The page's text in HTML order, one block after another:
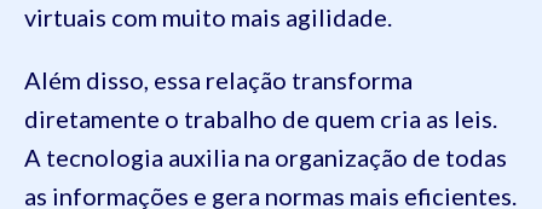
virtuais com muito mais agilidade.
Além disso, essa relação transforma
diretamente o trabalho de quem cria as leis.
A tecnologia auxilia na organização de todas
as informações e gera normas mais eficientes.